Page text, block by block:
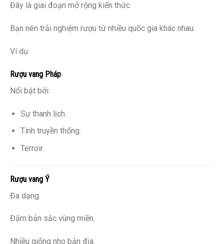
Đây là giai đoạn mở rộng kiến thức.
Bạn nên trải nghiệm rượu từ nhiều quốc gia khác nhau.
Ví dụ:
Rượu vang Pháp
Nổi bật bởi:
Sự thanh lịch.
Tính truyền thống.
Terroir.
Rượu vang Ý
Đa dạng.
Đậm bản sắc vùng miền.
Nhiều giống nho bản địa.